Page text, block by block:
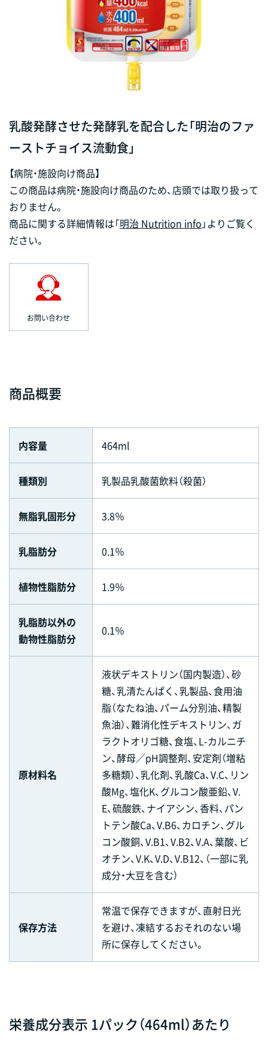
乳酸発酵させた発酵乳を配合した「明治のファ
ーストチョイス流動食」
【病院・施設向け商品】
この商品は病院・施設向け商品のため、店頭では取り扱って
おりません。
商品に関する詳細情報は「明治 Nutrition info 」よりご覧く
ださい。
お問い合わせ
商品概要
内容量 464ml
種類別 乳製品乳酸菌飲料（殺菌）
無脂乳固形分 3.8％
乳脂肪分 0.1％
植物性脂肪分 1.9％
乳脂肪以外の
動物性脂肪分
0.1％
原材料名
液状デキストリン（国内製造）、砂
糖、乳清たんぱく、乳製品、食用油
脂（なたね油、パーム分別油、精製
魚油）、難消化性デキストリン、ガ
ラクトオリゴ糖、食塩、L-カルニチ
ン、酵母／pH調整剤、安定剤（増粘
多糖類）、乳化剤、乳酸Ca、V.C、リン
酸Mg、塩化K、グルコン酸亜鉛、V.
E、硫酸鉄、ナイアシン、香料、パン
トテン酸Ca、V.B6、カロチン、グル
コン酸銅、V.B1、V.B2、V.A、葉酸、ビ
オチン、V.K、V.D、V.B12、（一部に乳
成分・大豆を含む）
保存方法
常温で保存できますが、直射日光
を避け、凍結するおそれのない場
所に保存してください。
栄養成分表示 1パック（464ml）あたり